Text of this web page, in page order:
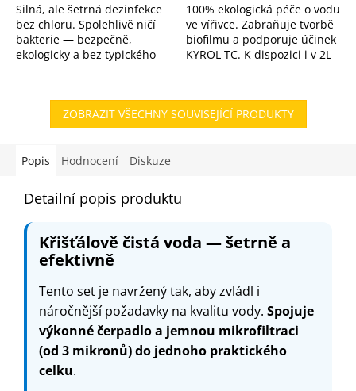
5
hvězdiček.
Silná, ale šetrná dezinfekce
bez chloru. Spolehlivě ničí
bakterie — bezpečně,
ekologicky a bez typického
5
hvězdiček.
100% ekologická péče o vodu
ve vířivce. Zabraňuje tvorbě
biofilmu a podporuje účinek
KYROL TC. K dispozici i v 2L
ZOBRAZIT VŠECHNY SOUVISEJÍCÍ PRODUKTY
Popis Hodnocení Diskuze
Detailní popis produktu
Křišťálově čistá voda — šetrně a
efektivně
Tento set je navržený tak, aby zvládl i
náročnější požadavky na kvalitu vody. Spojuje
výkonné čerpadlo a jemnou mikrofiltraci
(od 3 mikronů) do jednoho praktického
celku.